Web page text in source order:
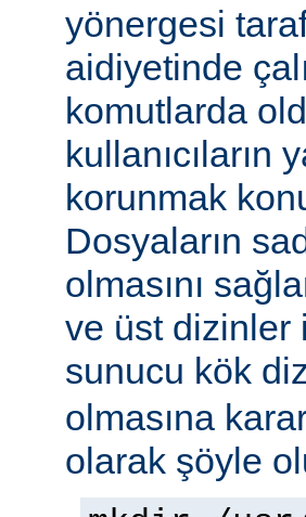
yönergesi
aidiyetinde
komutlarda
korunmak
Dosyaların
olmasını
ve üst dizinler
sunucu kök
olmasına
olarak şöyle